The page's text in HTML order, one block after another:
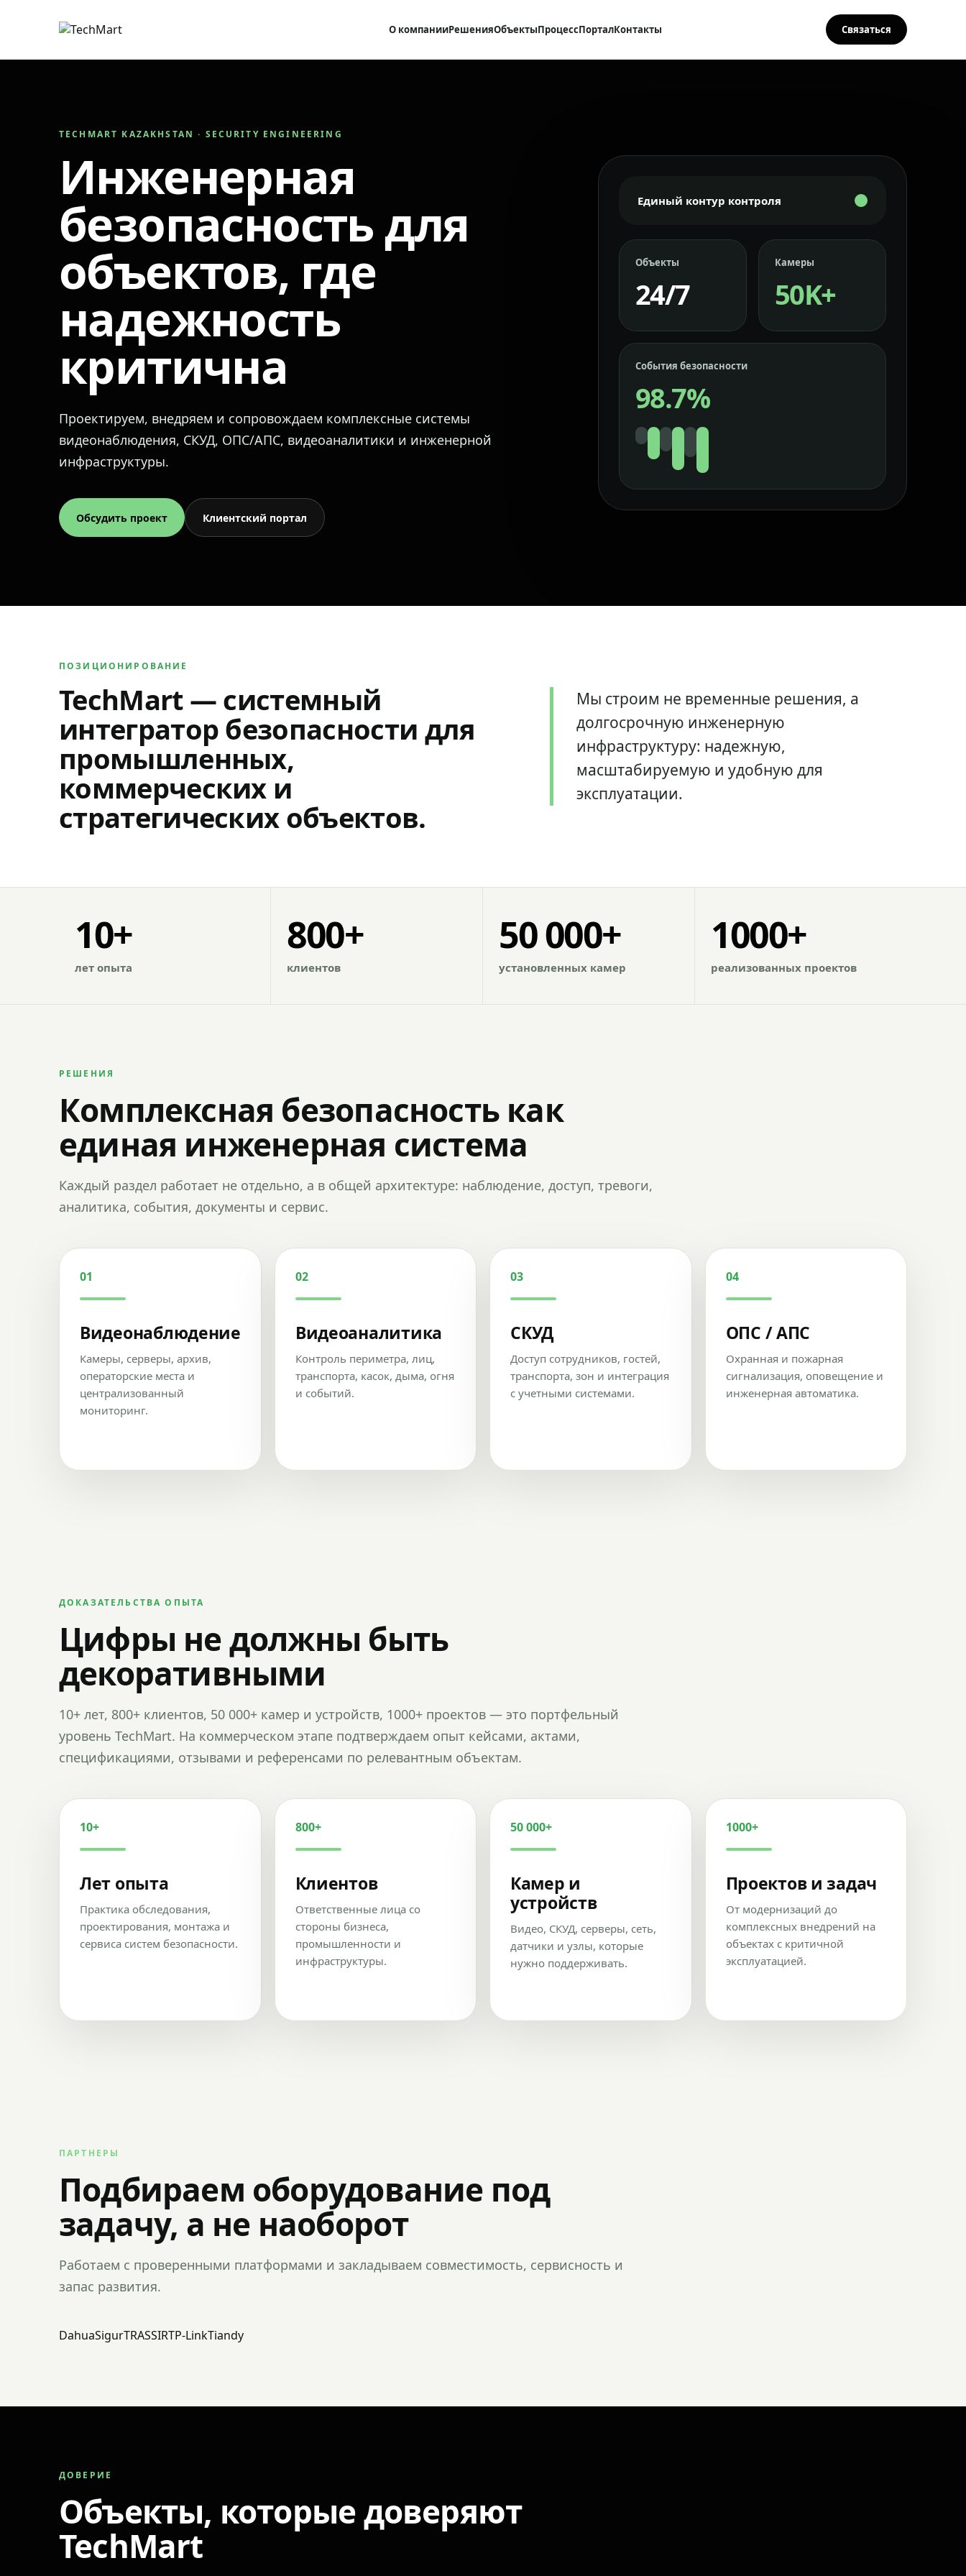
О компанииРешенияОбъектыПроцессПорталКонтакты Связаться
TECHMART KAZAKHSTAN · SECURITY ENGINEERING
Инженерная
безопасность для
объектов, где
надежность
критична
Проектируем, внедряем и сопровождаем комплексные системы
видеонаблюдения, СКУД, ОПС/АПС, видеоаналитики и инженерной
инфраструктуры.
Обсудить проект Клиентский портал
Единый контур контроля
Объекты
24/7
Камеры
50K+
События безопасности
98.7%
ПОЗИЦИОНИРОВАНИЕ
TechMart — системный
интегратор безопасности для
промышленных,
коммерческих и
стратегических объектов.
Мы строим не временные решения, а
долгосрочную инженерную
инфраструктуру: надежную,
масштабируемую и удобную для
эксплуатации.
10+
лет опыта
800+
клиентов
50 000+
установленных камер
1000+
реализованных проектов
РЕШЕНИЯ
Комплексная безопасность как
единая инженерная система
Каждый раздел работает не отдельно, а в общей архитектуре: наблюдение, доступ, тревоги,
аналитика, события, документы и сервис.
01
Видеонаблюдение
Камеры, серверы, архив,
операторские места и
централизованный
мониторинг.
02
Видеоаналитика
Контроль периметра, лиц,
транспорта, касок, дыма, огня
и событий.
03
СКУД
Доступ сотрудников, гостей,
транспорта, зон и интеграция
с учетными системами.
04
ОПС / АПС
Охранная и пожарная
сигнализация, оповещение и
инженерная автоматика.
ДОКАЗАТЕЛЬСТВА ОПЫТА
Цифры не должны быть
декоративными
10+ лет, 800+ клиентов, 50 000+ камер и устройств, 1000+ проектов — это портфельный
уровень TechMart. На коммерческом этапе подтверждаем опыт кейсами, актами,
спецификациями, отзывами и референсами по релевантным объектам.
10+
Лет опыта
Практика обследования,
проектирования, монтажа и
сервиса систем безопасности.
800+
Клиентов
Ответственные лица со
стороны бизнеса,
промышленности и
инфраструктуры.
50 000+
Камер и
устройств
Видео, СКУД, серверы, сеть,
датчики и узлы, которые
нужно поддерживать.
1000+
Проектов и задач
От модернизаций до
комплексных внедрений на
объектах с критичной
эксплуатацией.
ПАРТНЕРЫ
Подбираем оборудование под
задачу, а не наоборот
Работаем с проверенными платформами и закладываем совместимость, сервисность и
запас развития.
DahuaSigurTRASSIRTP-LinkTiandy
ДОВЕРИЕ
Объекты, которые доверяют
TechMart